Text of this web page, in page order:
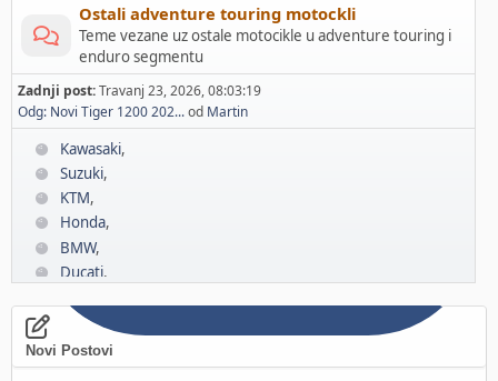
Ostali adventure touring motockli
Teme vezane uz ostale motocikle u adventure touring i
enduro segmentu
Zadnji post:Travanj 23, 2026, 08:03:19
Odg: Novi Tiger 1200 202...od Martin
Kawasaki
Suzuki
KTM
Honda
BMW
Ducati
Triumph
Novi Postovi